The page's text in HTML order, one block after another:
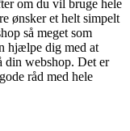
om du vil bruge hele
ønsker et helt simpelt
så meget som
hjælpe dig med at
din webshop. Det er
råd med hele